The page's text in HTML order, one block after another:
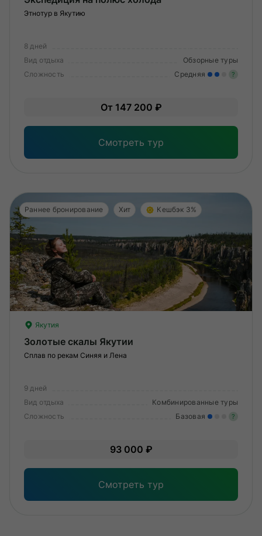
Этнотур в Якутию
8 дней
Вид отдыха
Обзорные туры
Сложность
Средняя ?
От 147 200 ₽
Смотреть тур
Раннее бронирование Хит Кешбэк 3%
Якутия
Золотые скалы Якутии
Сплав по рекам Синяя и Лена
9 дней
Вид отдыха
Комбинированные туры
Сложность
Базовая ?
93 000 ₽
Смотреть тур